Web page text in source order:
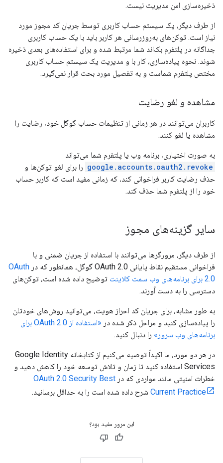
ذخیره‌سازی امن مدیریت نیست.
از طرف دیگر، یک سیستم حساب کاربری توسط جریان کد مجوز مورد
نیاز است. توکن‌های به‌روزرسانی هر کاربر باید با یک حساب کاربری
جداگانه در پلتفرم بک‌اند شما مرتبط شده و برای استفاده‌های بعدی ذخیره
شوند. نحوه پیاده‌سازی، کار با و مدیریت یک سیستم حساب کاربری
مختص پلتفرم شماست و به تفصیل مورد بحث قرار نمی‌گیرد.
مشاهده و لغو رضایت
کاربران می‌توانند در هر زمانی از تنظیمات حساب گوگل خود، رضایت را
مشاهده یا لغو کنند.
به صورت اختیاری، برنامه وب یا پلتفرم شما می‌تواند
google.accounts.oauth2.revoke را برای لغو توکن‌ها و
حذف رضایت کاربر فراخوانی کند، که زمانی مفید است که کاربر حساب
خود را از پلتفرم شما حذف کند.
سایر گزینه‌های مجوز
از طرف دیگر، مرورگرها می‌توانند با استفاده از جریان ضمنی و با
فراخوانی مستقیم نقاط پایانی OAuth 2.0 گوگل، همانطور که در
OAuth
2.0 برای برنامه‌های وب سمت کلاینت
توضیح داده شده است، توکن‌های
دسترسی را به دست آورند.
به طور مشابه، برای جریان کد احراز هویت، می‌توانید روش‌های خودتان
را پیاده‌سازی کنید و مراحل ذکر شده در
«استفاده از OAuth 2.0 برای
برنامه‌های وب سرور» را دنبال کنید.
در هر دو مورد، ما اکیداً توصیه می‌کنیم از کتابخانه Google Identity
Services استفاده کنید تا زمان و تلاش توسعه خود را کاهش دهید و
خطرات امنیتی مانند مواردی که در OAuth 2.0 Security Best
Current Practice شرح داده شده است را به حداقل برسانید.
این مرور مفید بود؟